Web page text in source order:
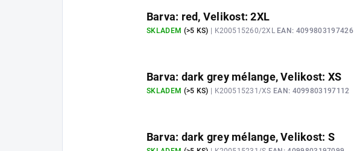
Barva: red, Velikost: 2XL
SKLADEM (>5 KS) | K200515260/2XL EAN: 4099803197426
Barva: dark grey mélange, Velikost: XS
SKLADEM (>5 KS) | K200515231/XS EAN: 4099803197112
Barva: dark grey mélange, Velikost: S